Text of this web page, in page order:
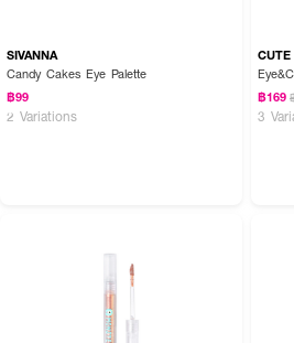
· เนื้อสัมผัสเนียนนุ่ม เกลี่ยง่าย เม็ดสีชัด ติดทาน
SIVANNA
Candy Cakes Eye Palette
฿99
2 Variations
฿169
3